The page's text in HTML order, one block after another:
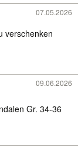
07.05.2026
verschenken
09.06.2026
Gr. 34-36